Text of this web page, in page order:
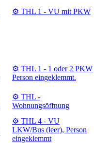
⚙️ THL 1 - VU mit PKW
⚙️ THL 1 - 1 oder 2 PKW
Person eingeklemmt.
⚙️ THL -
Wohnungsöffnung
⚙️ THL 4 - VU
LKW/Bus (leer), Person
eingeklemmt